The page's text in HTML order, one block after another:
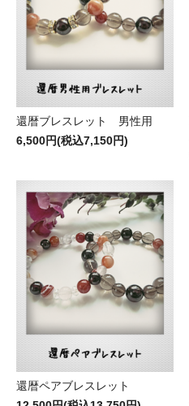
還暦ブレスレット 男性用
6,500円(税込7,150円)
還暦ペアブレスレット